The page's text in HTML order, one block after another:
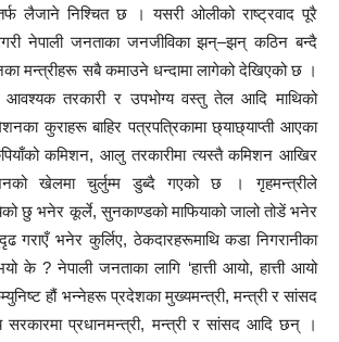
लैजाने निश्चित छ । यसरी ओलीको राष्ट्रवाद पूरै
नेपाली जनताका जनजीविका झन्–झन् कठिन बन्दै
मन्त्रीहरू सबै कमाउने धन्दामा लागेको देखिएको छ ।
आवश्यक तरकारी र उपभोग्य वस्तु तेल आदि माथिको
कुराहरू बाहिर पत्रपत्रिकामा छ्याछ्याप्ती आएका
कमिशन, आलु तरकारीमा त्यस्तै कमिशन आखिर
खेलमा चुर्लुम्म डुब्दै गएको छ । गृहमन्त्रीले
छु भनेर कूर्ले, सुनकाण्डको माफियाको जालो तोडें भनेर
गराएँ भनेर कुर्लिए, ठेकदारहरूमाथि कडा निगरानीका
के ? नेपाली जनताका लागि ‘हात्ती आयो, हात्ती आयो
हौं भन्नेहरू प्रदेशका मुख्यमन्त्री, मन्त्री र सांसद
सरकारमा प्रधानमन्त्री, मन्त्री र सांसद आदि छन् ।